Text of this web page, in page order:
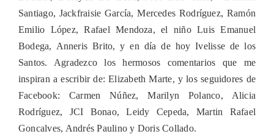
conductas
positivas
que
podemos
enseñar
a
los
niños
para
su
desarrollo
social
Santiago, Jackfraisie García, Mercedes Rodríguez, Ramón
Emilio López, Rafael Mendoza, el niño Luis Emanuel
Bodega, Anneris Brito, y en día de hoy Ivelisse de los
Santos. Agradezco los hermosos comentarios que me
inspiran a escribir de: Elizabeth Marte, y los seguidores de
Facebook: Carmen Núñez, Marilyn Polanco, Alicia
Rodríguez, JCI Bonao, Leidy Cepeda, Martin Rafael
Goncalves, Andrés Paulino y Doris Collado.